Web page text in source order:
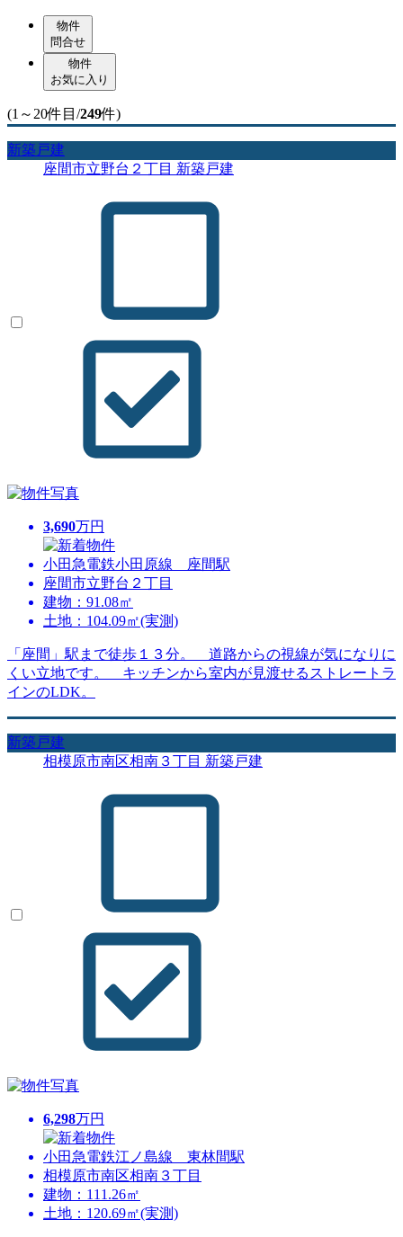
物件
問合せ
物件
お気に入り
(1～20件目/249件)
新築戸建
座間市立野台２丁目 新築戸建
3,690万円
小田急電鉄小田原線 座間駅
座間市立野台２丁目
建物：91.08㎡
土地：104.09㎡(実測)
「座間」駅まで徒歩１３分。 道路からの視線が気になりに
くい立地です。 キッチンから室内が見渡せるストレートラ
インのLDK。
新築戸建
相模原市南区相南３丁目 新築戸建
6,298万円
小田急電鉄江ノ島線 東林間駅
相模原市南区相南３丁目
建物：111.26㎡
土地：120.69㎡(実測)